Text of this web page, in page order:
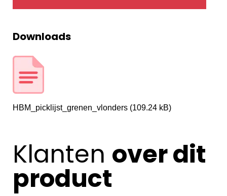
Downloads
HBM_picklijst_grenen_vlonders (109.24 kB)
Klanten over dit
product